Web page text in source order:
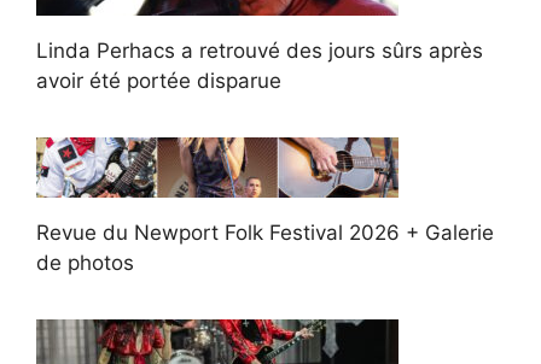
Linda Perhacs a retrouvé des jours sûrs après
avoir été portée disparue
Revue du Newport Folk Festival 2026 + Galerie
de photos